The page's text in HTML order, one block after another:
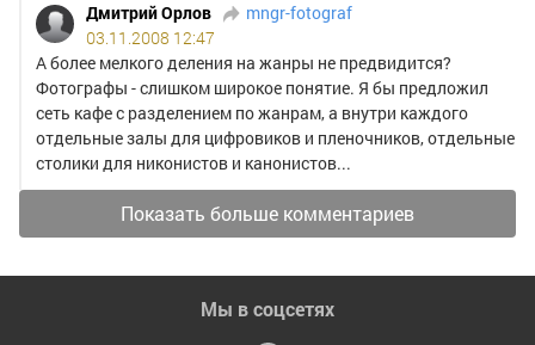
Дмитрий Орлов
mngr-fotograf
03.11.2008 12:47
А более мелкого деления на жанры не предвидится?
Фотографы - слишком широкое понятие. Я бы предложил
сеть кафе с разделением по жанрам, а внутри каждого
отдельные залы для цифровиков и пленочников, отдельные
столики для никонистов и канонистов...
Показать больше комментариев
Мы в соцсетях